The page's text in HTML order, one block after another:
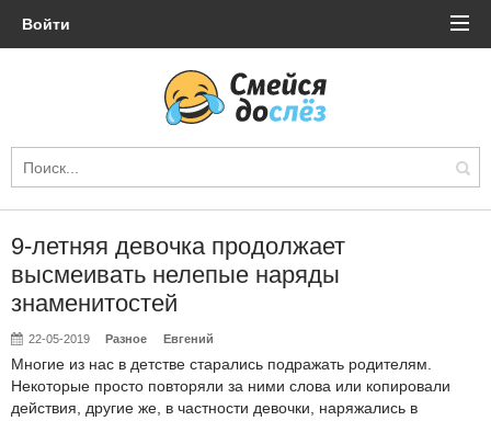
Войти
9-летняя девочка продолжает
высмеивать нелепые наряды
знаменитостей
22-05-2019 Разное Евгений
Многие из нас в детстве старались подражать родителям.
Некоторые просто повторяли за ними слова или копировали
действия, другие же, в частности девочки, наряжались в